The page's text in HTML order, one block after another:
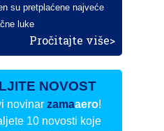
su pretplaćene najveće
luke
Pročitajte više>
NOVOST
novinarzamaaero!
10 novosti koje